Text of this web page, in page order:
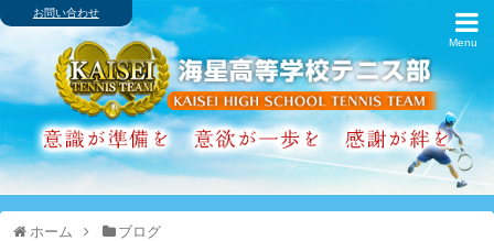
お問い合わせ
ホーム ブログ
ホーム
ブログ
歴代主将・戦績